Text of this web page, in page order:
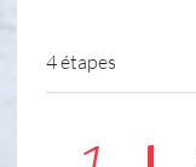
4 étapes